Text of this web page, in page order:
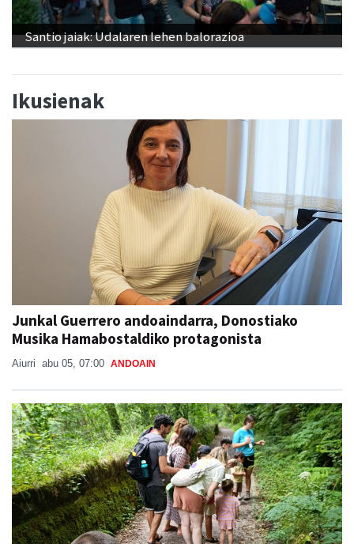
Santio jaiak: Udalaren lehen balorazioa
Ikusienak
Junkal Guerrero andoaindarra, Donostiako
Musika Hamabostaldiko protagonista
Aiurri abu 05, 07:00 ANDOAIN